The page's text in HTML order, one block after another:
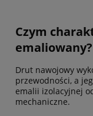
Czym
emaliowany?
Drut nawojowy
przewodności, a
emalii izolacyjnej
mechaniczne.